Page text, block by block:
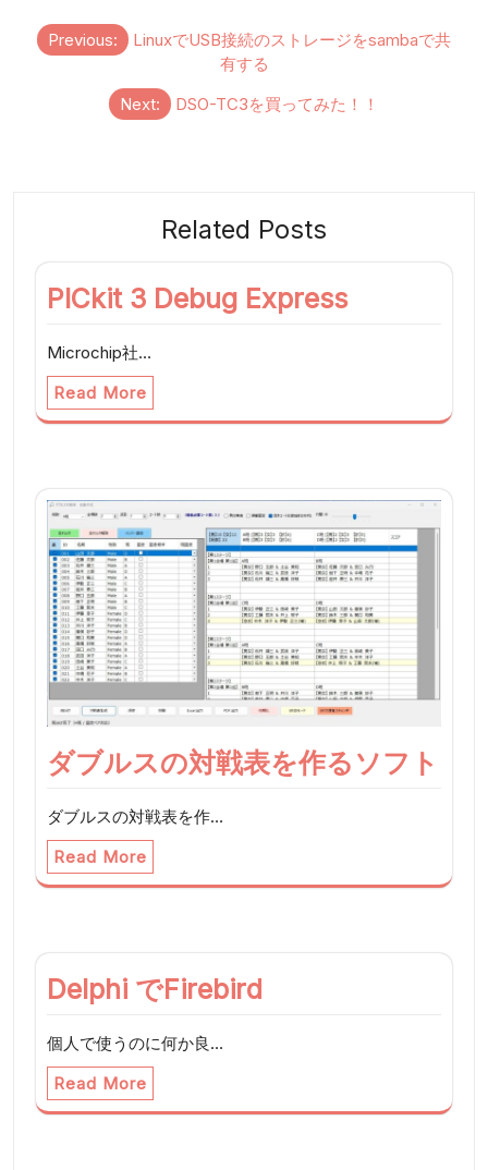
投 Previous:
LinuxでUSB接続のストレージをsambaで共
有する
Next:
DSO-TC3を買ってみた！！
Related Posts
PICkit 3 Debug Express
Microchip社…
Read More
ダブルスの対戦表を作るソフト
ダブルスの対戦表を作…
Read More
Delphi でFirebird
個人で使うのに何か良…
Read More